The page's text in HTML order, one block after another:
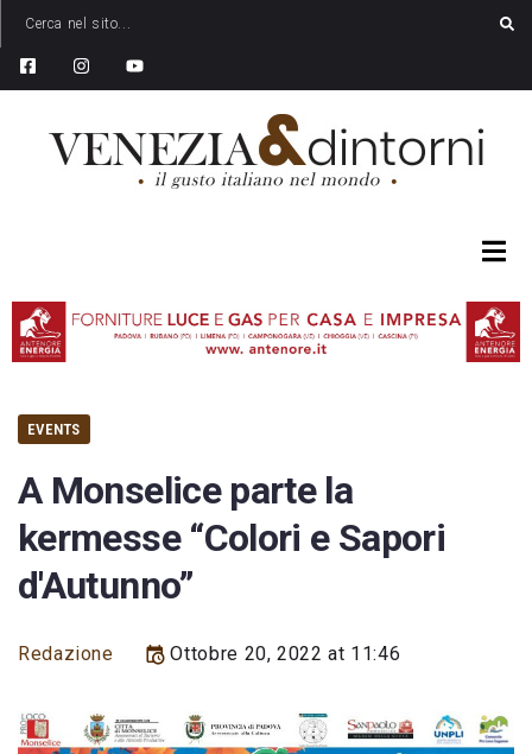
EVENTS
A Monselice parte la
kermesse “Colori e Sapori
d'Autunno”
Redazione Ottobre 20, 2022 at 11:46